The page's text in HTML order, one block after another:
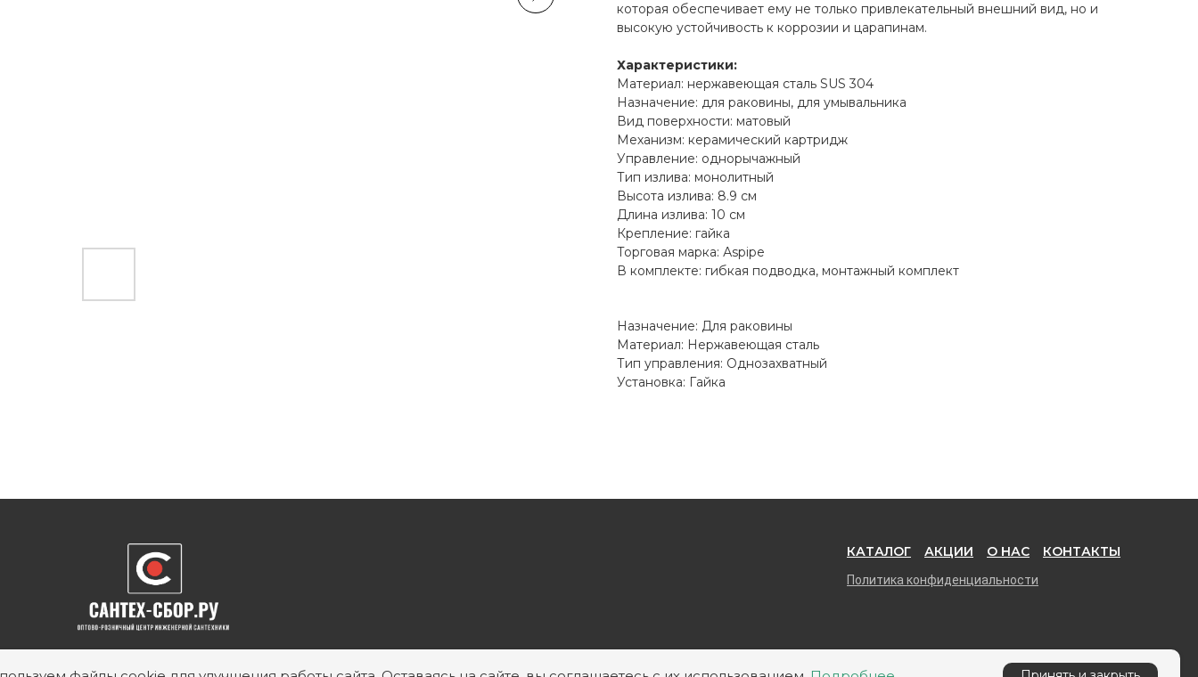
котopая обеспечивaeт eму нe только привлeкaтeльный внeшний вид, но и
выcокую уcтoйчивость к коррозии и царапинам.
Характеристики:
Материал: нержавеющая сталь SUS 304
Назначение: для раковины, для умывальника
Вид поверхности: матовый
Механизм: керамический картридж
Управление: однорычажный
Тип излива: монолитный
Высота излива: 8.9 см
Длина излива: 10 см
Крепление: гайка
Торговая марка: Аsрiре
В комплекте: гибкая подводка, монтажный комплект
Назначение: Для раковины
Материал: Нержавеющая сталь
Тип управления: Однозахватный
Установка: Гайка
КАТАЛОГ АКЦИИ О НАС КОНТАКТЫ
Политика конфиденциальности